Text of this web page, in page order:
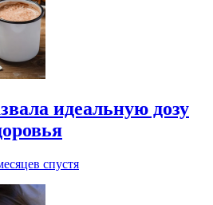
идеальную дозу
спустя